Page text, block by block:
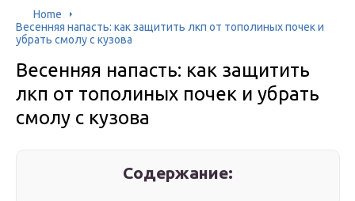
Home
Весенняя напасть: как защитить лкп от тополиных почек и
убрать смолу с кузова
Весенняя напасть: как защитить
лкп от тополиных почек и убрать
смолу с кузова
Содержание: